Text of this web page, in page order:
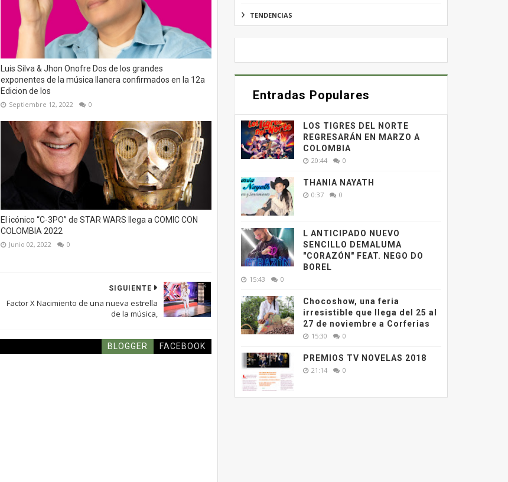
Luis Silva & Jhon Onofre Dos de los grandes
exponentes de la música llanera confirmados en la 12a
Edicion de los
Septiembre 12, 2022 0
El icónico “C-3PO” de STAR WARS llega a COMIC CON
COLOMBIA 2022
Junio 02, 2022 0
SIGUIENTE
Factor X Nacimiento de una nueva estrella
de la música,
BLOGGER FACEBOOK
TENDENCIAS
Entradas Populares
LOS TIGRES DEL NORTE
REGRESARÁN EN MARZO A
COLOMBIA
20:44 0
THANIA NAYATH
0:37 0
L ANTICIPADO NUEVO
SENCILLO DEMALUMA
"CORAZÓN" FEAT. NEGO DO
BOREL
15:43 0
Chocoshow, una feria
irresistible que llega del 25 al
27 de noviembre a Corferias
15:30 0
PREMIOS TV NOVELAS 2018
21:14 0